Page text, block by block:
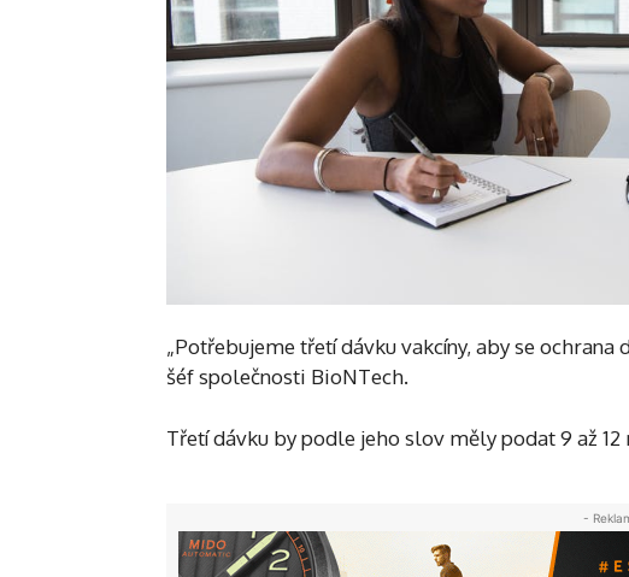
„Potřebujeme třetí dávku vakcíny, aby se
šéf společnosti BioNTech.
Třetí dávku by podle jeho slov měly podat 9 až 12
-